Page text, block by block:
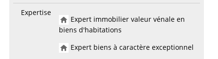
Expertise
Expert immobilier valeur vénale en
biens d'habitations
Expert biens à caractère exceptionnel